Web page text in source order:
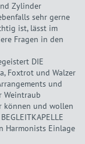
Zylinder
sehr gerne
ist, lässt im
Fragen in den
DIE
Foxtrot und Walzer
und
Weintraub
können und wollen
Harmonists Einlage